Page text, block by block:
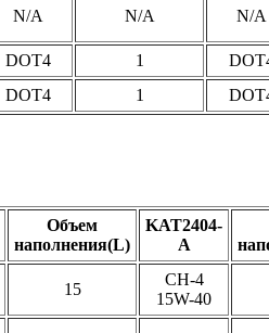
N/A N/A N/A
DOT4 1
DOT4 1
Объем
наполнения(L)
KAT2404-
A
15
CH-4
15W-40